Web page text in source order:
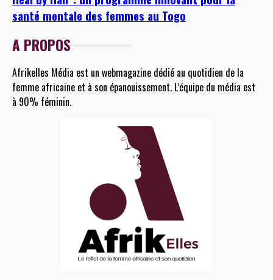
santé mentale des femmes au Togo
A PROPOS
Afrikelles Média est un webmagazine dédié au quotidien de la
femme africaine et à son épanouissement. L’équipe du média est
à 90% féminin.